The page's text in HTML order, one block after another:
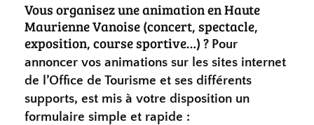
Vous organisez une animation en Haute
Maurienne Vanoise (concert, spectacle,
exposition, course sportive…) ? Pour
annoncer vos animations sur les sites internet
de l’Office de Tourisme et ses différents
supports, est mis à votre disposition un
formulaire simple et rapide :